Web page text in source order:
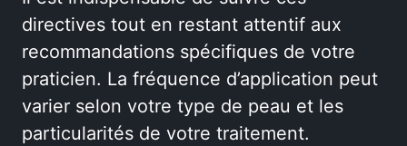
directives tout en restant attentif aux
recommandations spécifiques de votre
praticien. La fréquence d’application peut
varier selon votre type de peau et les
particularités de votre traitement.